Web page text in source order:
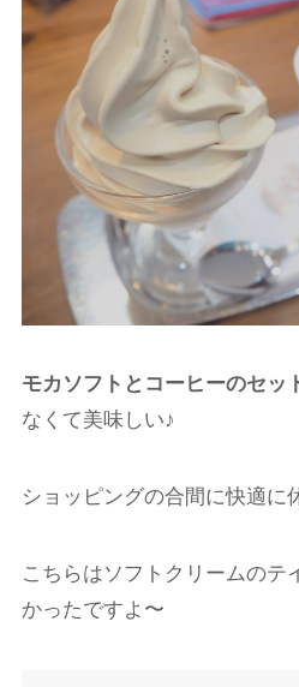
モカソフトとコーヒーのセッ
なくて美味しい♪
ショッピングの合間に快適に
こちらはソフトクリームのテ
かったですよ〜